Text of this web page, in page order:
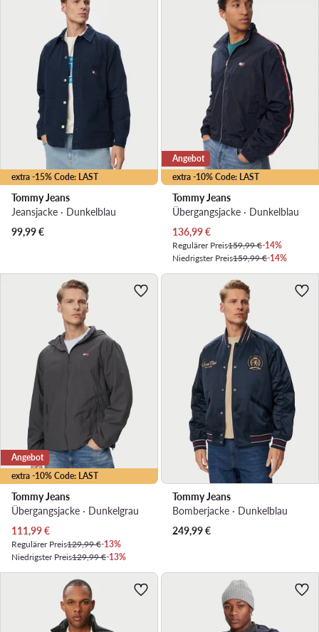
extra -15% Code: LAST
Tommy Jeans
Jeansjacke · Dunkelblau
99,99€
extra -10% Code: LAST
Angebot
Tommy Jeans
Übergangsjacke · Dunkelblau
Aktueller Preis
136,99€
Regulärer Preis159,99 €-14%
Niedrigster Preis159,99 €-14%
extra -10% Code: LAST
Angebot
Tommy Jeans
Übergangsjacke · Dunkelgrau
Aktueller Preis
111,99€
Regulärer Preis129,99 €-13%
Niedrigster Preis129,99 €-13%
Tommy Jeans
Bomberjacke · Dunkelblau
249,99€